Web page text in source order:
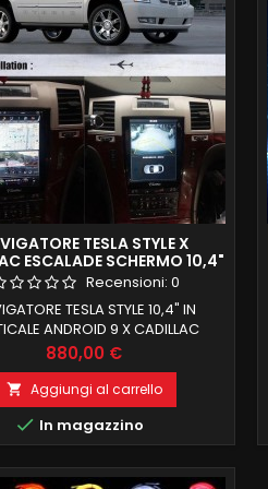
TESLA STYLE X
ESCALADE SCHERMO 10,4"
FULL TOUCH
Recensioni: 0
TESLA STYLE 10,4" IN
ANDROID 9 X CADILLAC
4 +64 GB ROM ANDROID 9
CARPLAY INTEGRATO
PX6 IL TOP IN COMMERCIO
TOTALE FUNZIONI DI BORDO E
COMANDI AL VOLANTE
Prezzo
880,00 €
 Aggiungi al carrello
 In magazzino